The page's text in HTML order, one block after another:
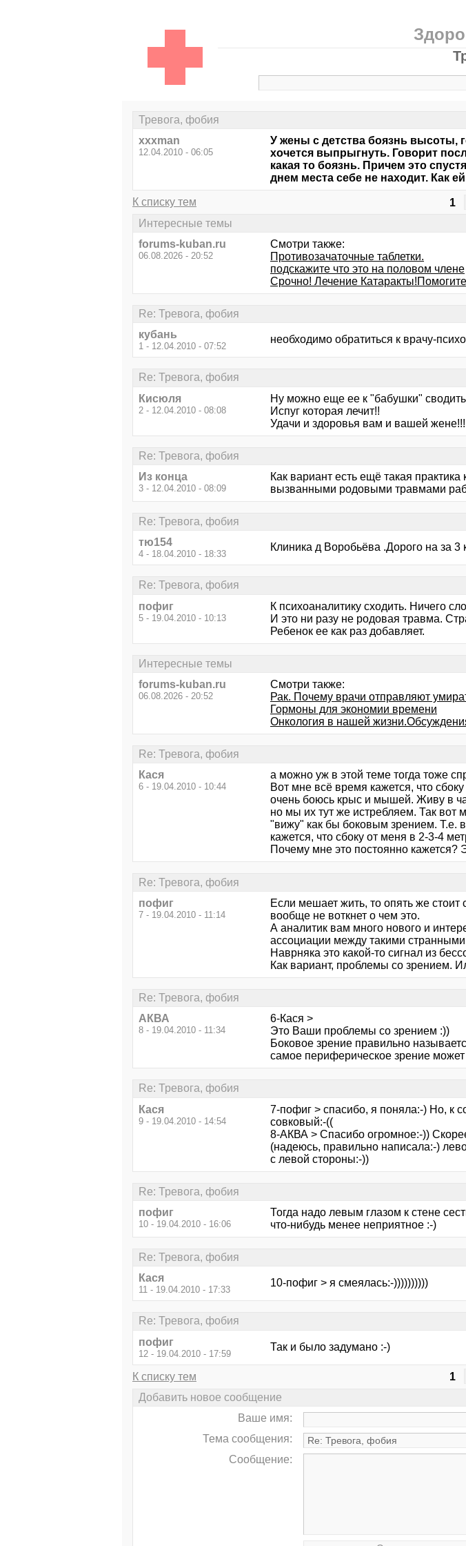
Тревога, фобия
xxxman
12.04.2010 - 06:05
У жены с детства боязнь высоты,
хочется выпрыгнуть. Говорит
какая то боязнь. Причем это
днем места себе не находит. Как
К списку тем 1
Интересные темы
forums-kuban.ru
06.08.2026 - 20:52
Смотри также:
Противозачаточные таблетки.
подскажите что это на половом члене
Срочно! Лечение
Re: Тревога, фобия
кубань
1 - 12.04.2010 - 07:52
необходимо обратиться к врачу-
Re: Тревога, фобия
Кисюля
2 - 12.04.2010 - 08:08
Ну можно еще ее к "бабушки"
Испуг которая лечит!!
Удачи и здоровья вам и вашей жене!!!
Re: Тревога, фобия
Из конца
3 - 12.04.2010 - 08:09
Как вариант есть ещё такая
вызванными родовыми травмами
Re: Тревога, фобия
тю154
4 - 18.04.2010 - 18:33
Клиника д Воробьёва .Дорого на за 3
Re: Тревога, фобия
пофиг
5 - 19.04.2010 - 10:13
К психоаналитику сходить. Ничего
И это ни разу не родовая травма.
Ребенок ее как раз добавляет.
Интересные темы
forums-kuban.ru
06.08.2026 - 20:52
Смотри также:
Рак. Почему врачи отправляют
Гормоны для экономии времени
Онкология в нашей
Re: Тревога, фобия
Кася
6 - 19.04.2010 - 10:44
а можно уж в этой теме тогда тоже
Вот мне всё время кажется, что
очень боюсь крыс и мышей. Живу в
но мы их тут же истребляем. Так вот
"вижу" как бы боковым зрением. Т.е.
кажется, что сбоку от меня в 2-3-4
Почему мне это постоянно кажется?
Re: Тревога, фобия
пофиг
7 - 19.04.2010 - 11:14
Если мешает жить, то опять же стоит
вообще не воткнет о чем это.
А аналитик вам много нового и
ассоциации между такими
Наврняка это какой-то сигнал из
Как вариант, проблемы со зрением.
Re: Тревога, фобия
АКВА
8 - 19.04.2010 - 11:34
6-Кася >
Это Ваши проблемы со зрением :))
Боковое зрение правильно
самое периферическое зрение
Re: Тревога, фобия
Кася
9 - 19.04.2010 - 14:54
7-пофиг > спасибо, я поняла:-) Но, к
совковый:-((
8-АКВА > Спасибо огромное:-))
(надеюсь, правильно написала:-)
с левой стороны:-))
Re: Тревога, фобия
пофиг
10 - 19.04.2010 - 16:06
Тогда надо левым глазом к стене
что-нибудь менее неприятное :-)
Re: Тревога, фобия
Кася
11 - 19.04.2010 - 17:33
10-пофиг > я смеялась:-))))))))))
Re: Тревога, фобия
пофиг
12 - 19.04.2010 - 17:59
Так и было задумано :-)
К списку тем 1
Добавить новое сообщение
Ваше имя:
Тема сообщения:
Сообщение: